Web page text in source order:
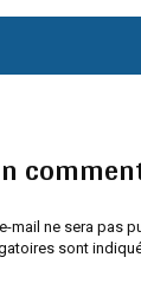
mail ne sera pas
sont